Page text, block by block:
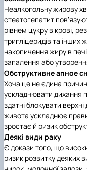
Неалкогольну жирову
стеатогепатит
рівнем цукру в крові,
тригліцеридів та інших
накопичення жиру в
запалення або
Обструктивне апное
Хоча це не єдина
ускладнювати дихання
здатні блокувати
живота ускладнює
зростає й ризик
Деякі види раку
Є докази того, що
ризик розвитку деяких